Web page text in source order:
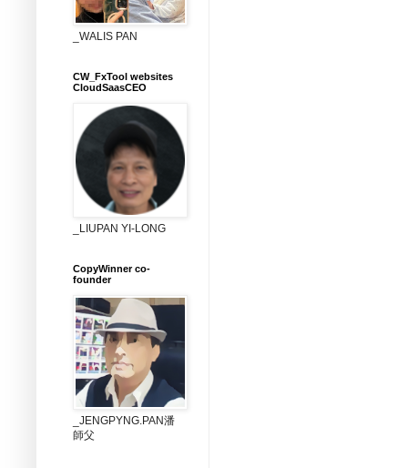
_WALIS PAN
CW_FxTool websites
CloudSaasCEO
_LIUPAN YI-LONG
CopyWinner co-
founder
_JENGPYNG.PAN潘
師父